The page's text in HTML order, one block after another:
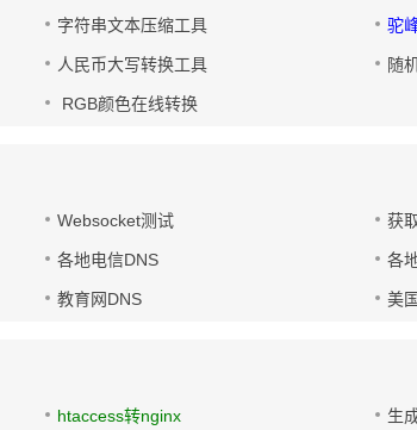
字符串文本压缩工具 驼
人民币大写转换工具 随
RGB颜色在线转换
Websocket测试 获
各地电信DNS 各
教育网DNS 美
htaccess转nginx 生